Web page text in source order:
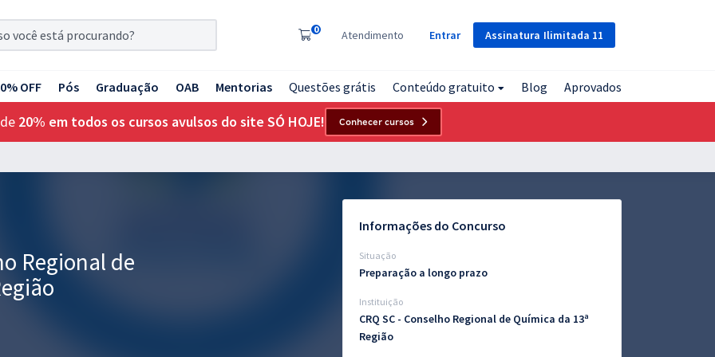
Assinatura Ilimitada 11
0 Atendimento Entrar
OFF Pós Graduação OAB Mentorias Questões grátis Conteúdo gratuito Blog Aprovados
20% em todos os cursos avulsos do site SÓ HOJE! Conhecer cursos
Regional de
Informações do Concurso
Situação
Preparação a longo prazo
Instituição
CRQ SC - Conselho Regional de Química da 13ª
Região